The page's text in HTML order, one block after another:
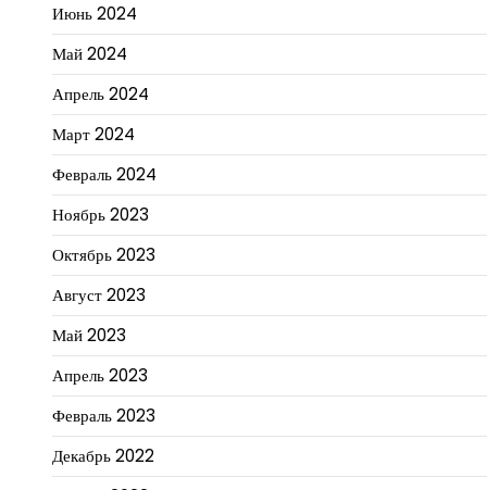
Июнь 2024
Май 2024
Апрель 2024
Март 2024
Февраль 2024
Ноябрь 2023
Октябрь 2023
Август 2023
Май 2023
Апрель 2023
Февраль 2023
Декабрь 2022